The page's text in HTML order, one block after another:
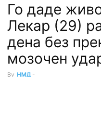
Го даде
Лекар (29)
дена без
мозочен
By НМД -